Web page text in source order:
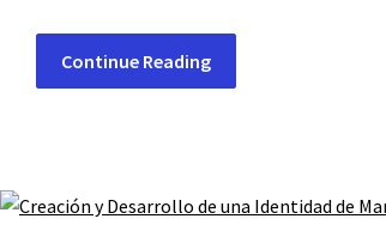
Continue Reading